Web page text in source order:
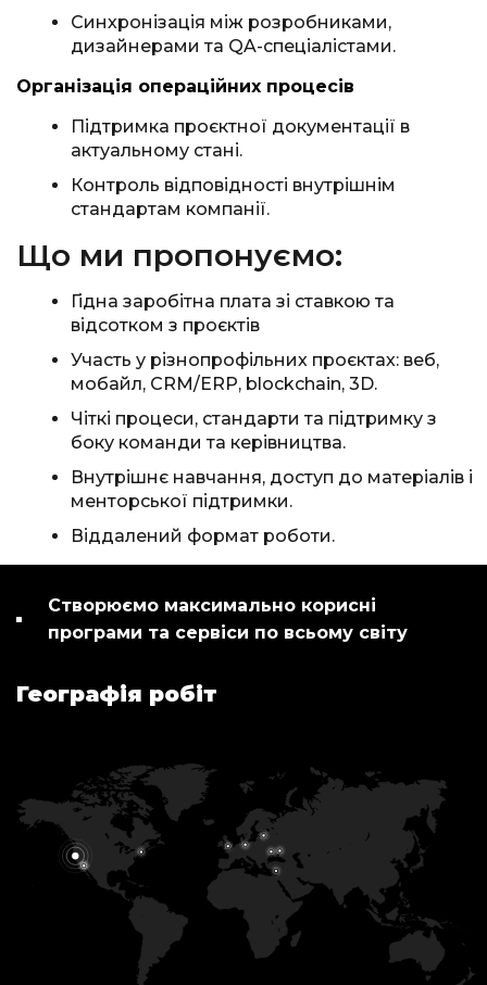
Синхронізація між розробниками,
дизайнерами та QA-спеціалістами.
Організація операційних процесів
Підтримка проєктної документації в
актуальному стані.
Контроль відповідності внутрішнім
стандартам компанії.
Що ми пропонуємо:
Гідна заробітна плата зі ставкою та
відсотком з проєктів
Участь у різнопрофільних проєктах: веб,
мобайл, CRM/ERP, blockchain, 3D.
Чіткі процеси, стандарти та підтримку з
боку команди та керівництва.
Внутрішнє навчання, доступ до матеріалів і
менторської підтримки.
Віддалений формат роботи.
Створюємо максимально корисні
програми та сервіси по всьому світу
Географія робіт